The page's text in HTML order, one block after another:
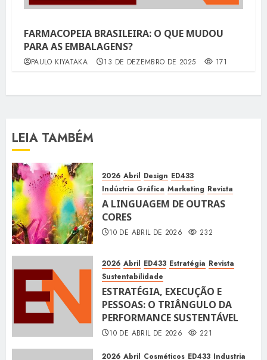
FARMACOPEIA BRASILEIRA: O QUE MUDOU
PARA AS EMBALAGENS?
PAULO KIYATAKA 13 DE DEZEMBRO DE 2025 171
LEIA TAMBÉM
2026 Abril Design ED433
Indústria Gráfica Marketing Revista
A LINGUAGEM DE OUTRAS
CORES
10 DE ABRIL DE 2026 232
2026 Abril ED433 Estratégia Revista
Sustentabilidade
ESTRATÉGIA, EXECUÇÃO E
PESSOAS: O TRIÂNGULO DA
PERFORMANCE SUSTENTÁVEL
10 DE ABRIL DE 2026 221
2026 Abril Cosméticos ED433 Industria